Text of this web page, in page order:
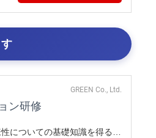
GREEN Co., Ltd.
ン研修
についての基礎知識を得るこ